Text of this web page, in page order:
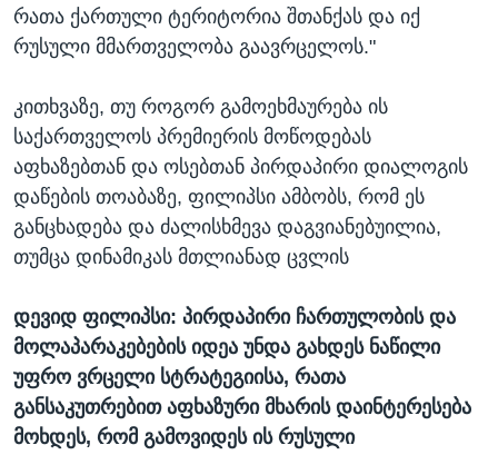
რათა ქართული ტერიტორია შთანქას და იქ
რუსული მმართველობა გაავრცელოს."
კითხვაზე, თუ როგორ გამოეხმაურება ის
საქართველოს პრემიერის მოწოდებას
აფხაზებთან და ოსებთან პირდაპირი დიალოგის
დაწების თოაბაზე, ფილიპსი ამბობს, რომ ეს
განცხადება და ძალისხმევა დაგვიანებუილია,
თუმცა დინამიკას მთლიანად ცვლის
დევიდ ფილიპსი: პირდაპირი ჩართულობის და
მოლაპარაკებების იდეა უნდა გახდეს ნაწილი
უფრო ვრცელი სტრატეგიისა, რათა
განსაკუთრებით აფხაზური მხარის დაინტერესება
მოხდეს, რომ გამოვიდეს ის რუსული